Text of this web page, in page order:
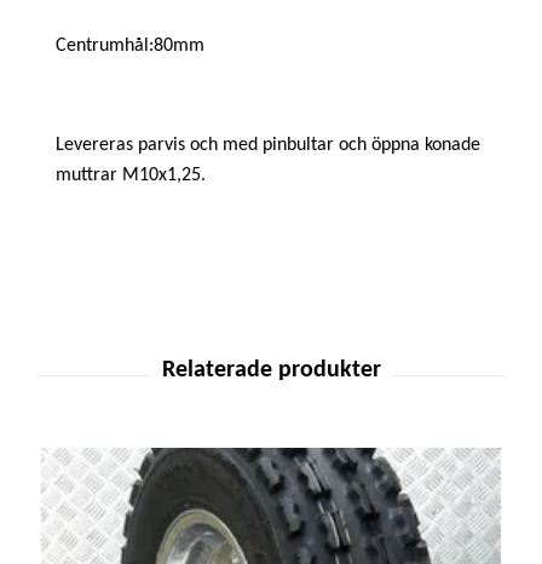
Centrumhål:80mm
Levereras parvis och med pinbultar och öppna konade
muttrar M10x1,25.